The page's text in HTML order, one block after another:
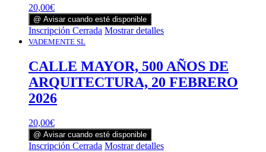
20,00€
@ Avisar cuando esté disponible
Inscripción Cerrada Mostrar detalles
VADEMENTE SL
CALLE MAYOR, 500 AÑOS DE
ARQUITECTURA, 20 FEBRERO
2026
20,00€
@ Avisar cuando esté disponible
Inscripción Cerrada Mostrar detalles